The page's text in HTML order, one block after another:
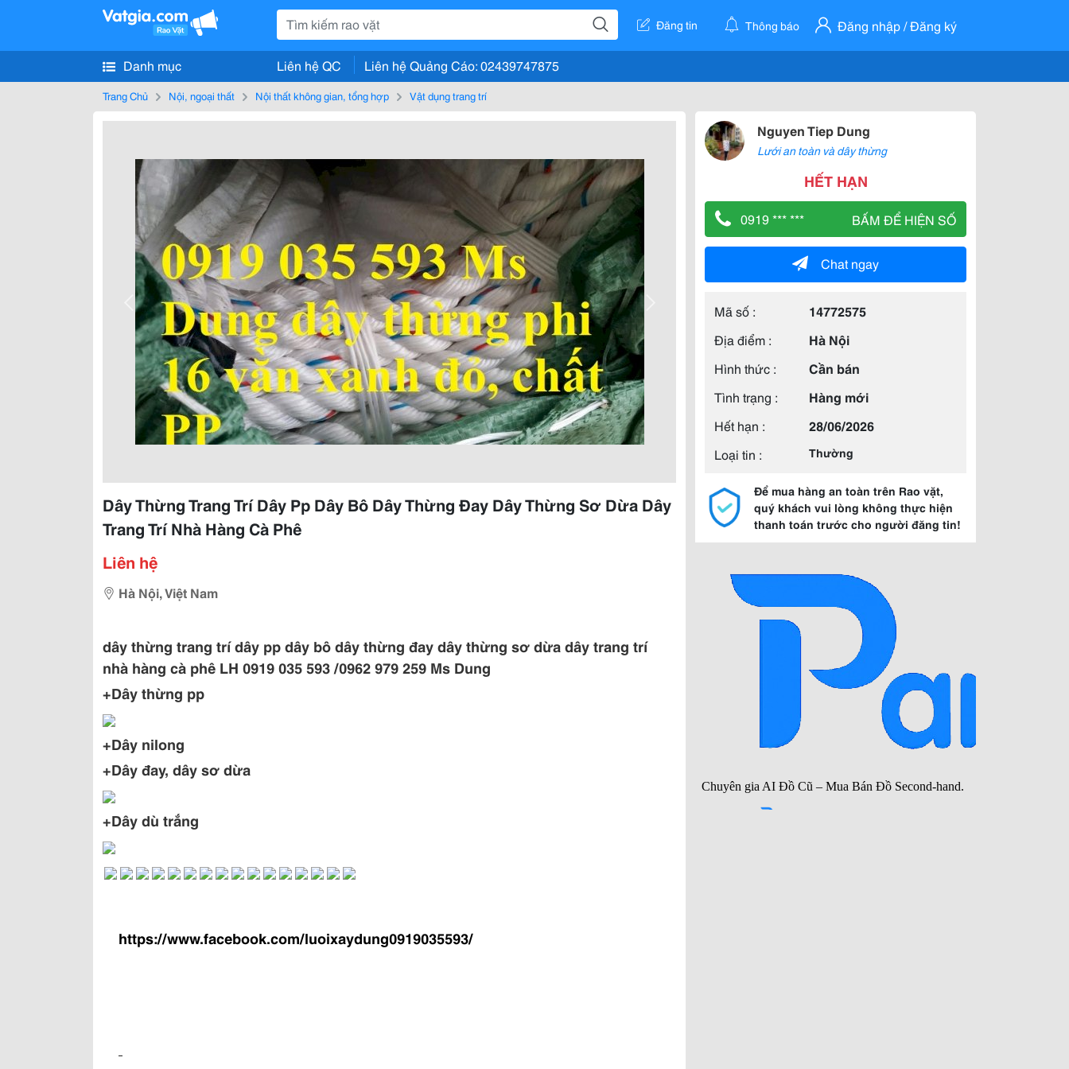
Đăng tin Thông báo Đăng nhập / Đăng ký
Danh mục Liên hệ QC Liên hệ Quảng Cáo: 02439747875
Trang Chủ Nội, ngoại thất Nội thất không gian, tổng hợp Vật dụng trang trí
Dây Thừng Trang Trí Dây Pp Dây Bô Dây Thừng Đay Dây Thừng Sơ Dừa Dây
Trang Trí Nhà Hàng Cà Phê
Liên hệ
Hà Nội, Việt Nam
dây thừng trang trí dây pp dây bô dây thừng đay dây thừng sơ dừa dây trang trí
nhà hàng cà phê LH 0919 035 593 /0962 979 259 Ms Dung
+Dây thừng pp
+Dây nilong
+Dây đay, dây sơ dừa
+Dây dù trắng
https://www.facebook.com/luoixaydung0919035593/
Nguyen Tiep Dung
Lưới an toàn và dây thừng
HẾT HẠN
0919 *** *** BẤM ĐỂ HIỆN SỐ
Chat ngay
Mã số :
14772575
Địa điểm :
Hà Nội
Hình thức :
Cần bán
Tình trạng :
Hàng mới
Hết hạn :
28/06/2026
Loại tin :
Thường
Để mua hàng an toàn trên Rao vặt,
quý khách vui lòng không thực hiện
thanh toán trước cho người đăng tin!